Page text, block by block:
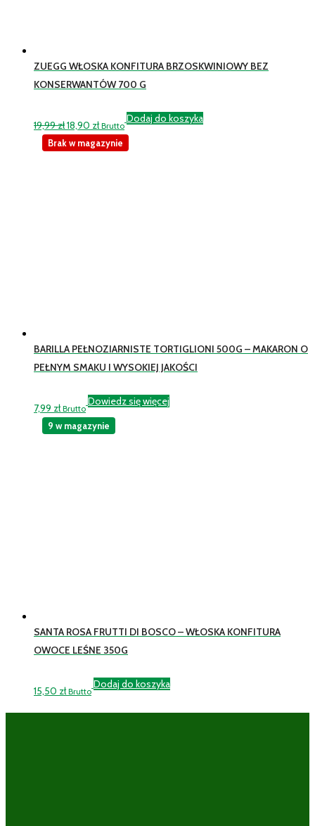
ZUEGG WŁOSKA KONFITURA BRZOSKWINIOWY BEZ
KONSERWANTÓW 700 G
19,99złPierwotna
cena
wynosiła:
18,90 złAktualna
cena
wynosi:
Brutto
Dodaj do koszyka
BARILLA PEŁNOZIARNISTE TORTIGLIONI 500G – MAKARON O
PEŁNYM SMAKU I WYSOKIEJ JAKOŚCI
7,99 zł Brutto
Dowiedz się więcej
Brak w magazynie
SANTA ROSA FRUTTI DI BOSCO – WŁOSKA KONFITURA
OWOCE LEŚNE 350G
15,50 zł Brutto
Dodaj do koszyka
9 w magazynie